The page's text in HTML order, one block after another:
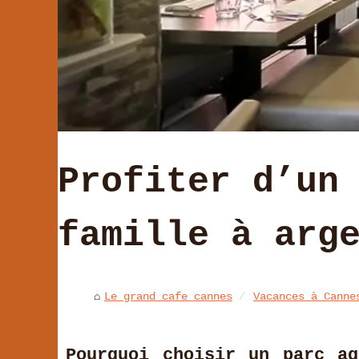
Profiter d’un
famille à
Le grand cafe cannes Vacances à
Pourquoi choisir un parc